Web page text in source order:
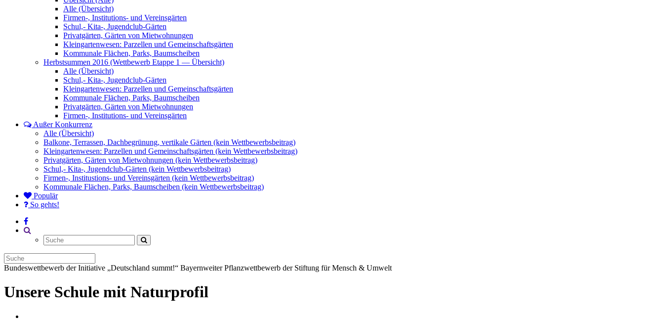
Alle (Übersicht)
Firmen-, Institutions- und Vereinsgärten
Schul,- Kita-, Jugendclub-Gärten
Privatgärten, Gärten von Mietwohnungen
Kleingartenwesen: Parzellen und Gemeinschaftsgärten
Kommunale Flächen, Parks, Baumscheiben
Herbstsummen 2016 (Wettbewerb Etappe 1 — Übersicht)
Alle (Übersicht)
Schul,- Kita-, Jugendclub-Gärten
Kleingartenwesen: Parzellen und Gemeinschaftsgärten
Kommunale Flächen, Parks, Baumscheiben
Privatgärten, Gärten von Mietwohnungen
Firmen-, Institutions- und Vereinsgärten
Außer Konkurrenz
Alle (Übersicht)
Balkone, Terrassen, Dachbegrünung, vertikale Gärten (kein Wettbewerbsbeitrag)
Kleingartenwesen: Parzellen und Gemeinschaftsgärten (kein Wettbewerbsbeitrag)
Privatgärten, Gärten von Mietwohnungen (kein Wettbewerbsbeitrag)
Schul,- Kita-, Jugendclub-Gärten (kein Wettbewerbsbeitrag)
Firmen-, Institustions- und Vereinsgärten (kein Wettbewerbsbeitrag)
Kommunale Flächen, Parks, Baumscheiben (kein Wettbewerbsbeitrag)
Populär
So gehts!
Bundeswettbewerb der Initiative „Deutschland summt!“ Bayernweiter Pflanzwettbewerb der Stiftung für Mensch & Umwelt
Unsere Schule mit Naturprofil